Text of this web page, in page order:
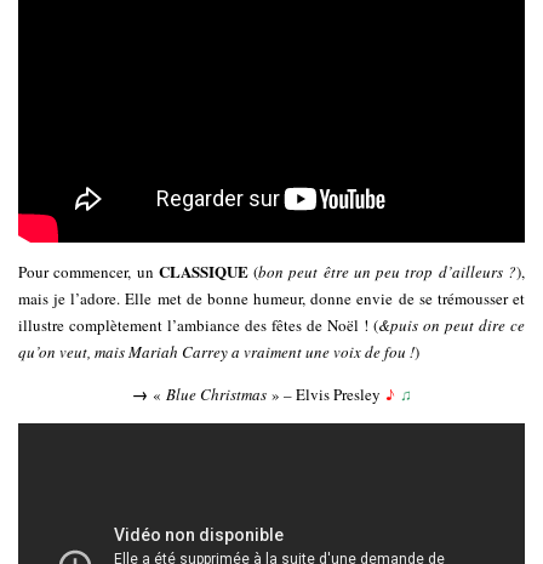
Pour commencer, un CLASSIQUE(bon peut être un peu trop d’ailleurs ?),
mais je l’adore. Elle met de bonne humeur, donne envie de se trémousser et
illustre complètement l’ambiance des fêtes de Noël ! (&puis on peut dire ce
qu’on veut, mais Mariah Carrey a vraiment une voix de fou !)
→ « Blue Christmas» – Elvis Presley ♪ ♫